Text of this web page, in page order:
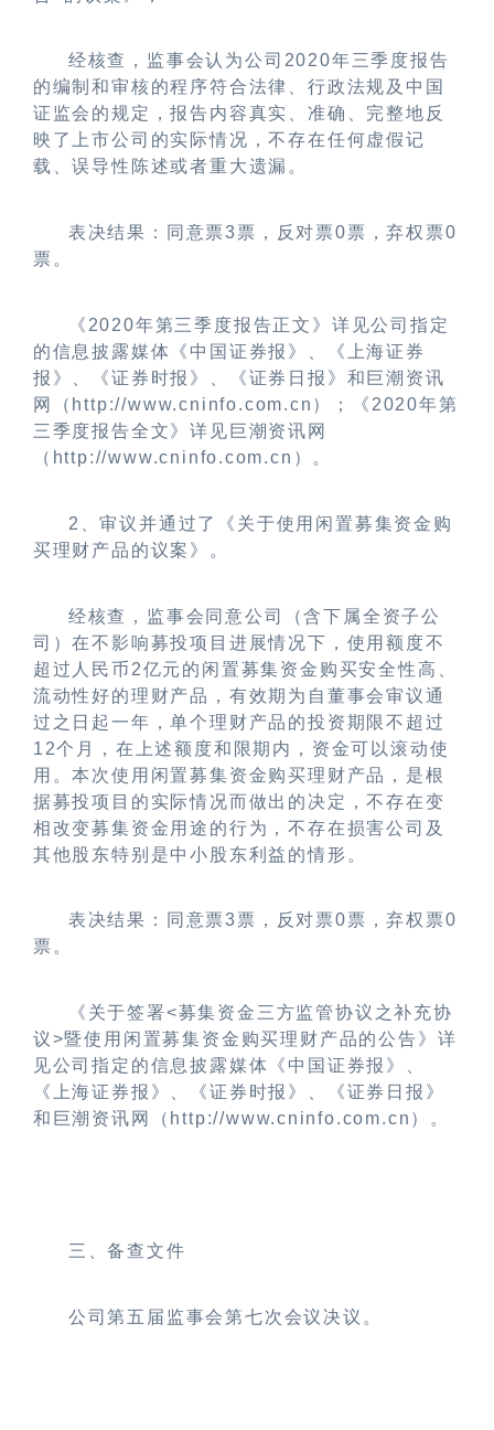
经核查，监事会认为公司 2020年三季度报告
的编制和审核的程序符合法律、行政法规及中国
证监会的规定，报告内容真实、准确、完整地反
映了上市公司的实际情况，不存在任何虚假记
载、误导性陈述或者重大遗漏。
表决结果：同意票3票，反对票0票，弃权票0
票。
《 2020年第三季度报告正文》详见公司指定
的信息披露媒体《中国证券报》、《上海证券
报》、《证券时报》、《证券日报》和巨潮资讯
网（ http://www.cninfo.com.cn ）；《 2020年第
三季度报告全文》详见巨潮资讯网
（ http://www.cninfo.com.cn ）。
2
、审议并通过了《关于使用闲置募集资金购
买理财产品的议案》。
经核查，监事会同意公司（含下属全资子公
司）在不影响募投项目进展情况下，使用额度不
超过人民币 2亿元的闲置募集资金购买安全性高、
流动性好的理财产品，有效期为自董事会审议通
过之日起一年，单个理财产品的投资期限不超过
12个月，在上述额度和限期内，资金可以滚动使
用。本次使用闲置募集资金购买理财产品，是根
据募投项目的实际情况而做出的决定，不存在变
相改变募集资金用途的行为，不存在损害公司及
其他股东特别是中小股东利益的情形。
表决结果：同意票3票，反对票0票，弃权票0
票。
《关于签署<募集资金三方监管协议之补充协
议>暨使用闲置募集资金购买理财产品的公告》详
见公司指定的信息披露媒体《中国证券报》、
《上海证券报》、《证券时报》、《证券日报》
和巨潮资讯网（ http://www.cninfo.com.cn ）。
三、备查文件
公司第五届监事会第七次会议决议。